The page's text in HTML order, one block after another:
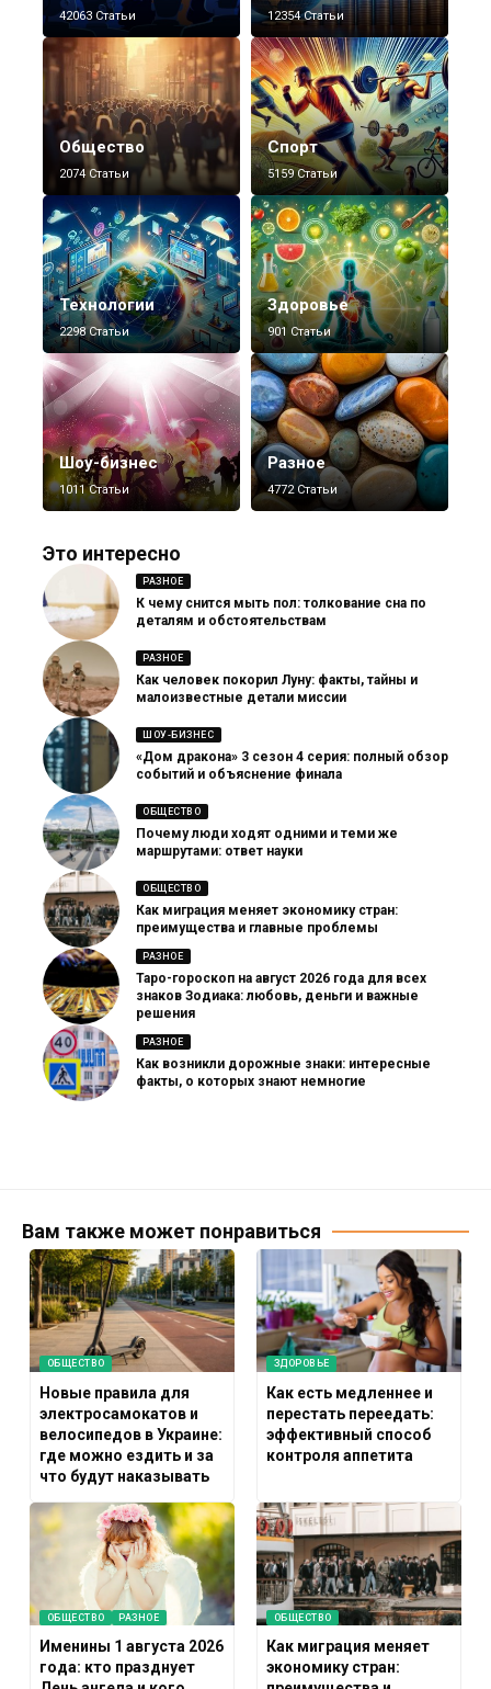
42063 Статьи 12354 Статьи
Общество
2074 Статьи
Спорт
5159 Статьи
Технологии
2298 Статьи
Здоровье
901 Статьи
Шоу-бизнес
1011 Статьи
Разное
4772 Статьи
Это интересно
РАЗНОЕ
К чему снится мыть пол: толкование сна по
деталям и обстоятельствам
РАЗНОЕ
Как человек покорил Луну: факты, тайны и
малоизвестные детали миссии
ШОУ-БИЗНЕС
«Дом дракона» 3 сезон 4 серия: полный обзор
событий и объяснение финала
ОБЩЕСТВО
Почему люди ходят одними и теми же
маршрутами: ответ науки
ОБЩЕСТВО
Как миграция меняет экономику стран:
преимущества и главные проблемы
РАЗНОЕ
Таро-гороскоп на август 2026 года для всех
знаков Зодиака: любовь, деньги и важные
решения
РАЗНОЕ
Как возникли дорожные знаки: интересные
факты, о которых знают немногие
Вам также может понравиться
ОБЩЕСТВО
Новые правила для
электросамокатов и
велосипедов в Украине:
где можно ездить и за
что будут наказывать
ЗДОРОВЬЕ
Как есть медленнее и
перестать переедать:
эффективный способ
контроля аппетита
ОБЩЕСТВО РАЗНОЕ
Именины 1 августа 2026
года: кто празднует
ОБЩЕСТВО
Как миграция меняет
экономику стран: